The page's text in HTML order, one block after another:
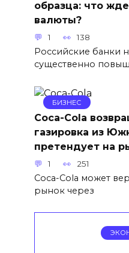
образца: что
валюты?
1 138
Российские банки
существенно
БИЗНЕС
Coca-Cola
газировка из
претендует на
1 251
Coca-Cola может
рынок через